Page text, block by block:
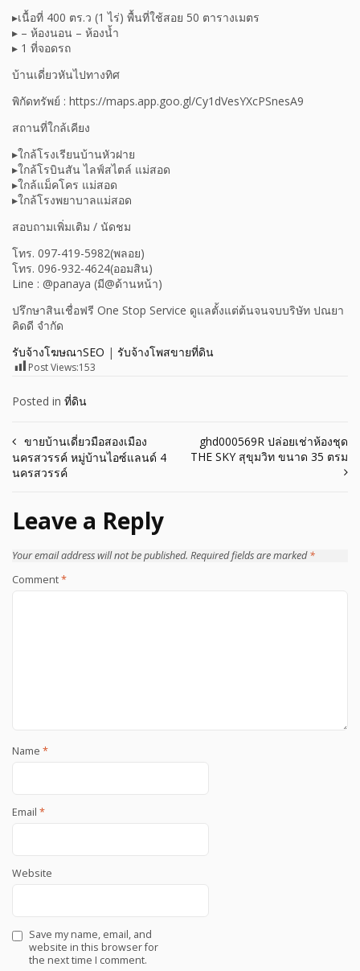
▸เนื้อที่ 400 ตร.ว (1 ไร่) พื้นที่ใช้สอย 50 ตารางเมตร
▸ – ห้องนอน – ห้องน้ำ
▸ 1 ที่จอดรถ
บ้านเดี่ยวหันไปทางทิศ
พิกัดทรัพย์ : https://maps.app.goo.gl/Cy1dVesYXcPSnesA9
สถานที่ใกล้เคียง
▸ใกล้โรงเรียนบ้านหัวฝาย
▸ใกล้โรบินสัน ไลฟ์สไตล์ แม่สอด
▸ใกล้แม็คโคร แม่สอด
▸ใกล้โรงพยาบาลแม่สอด
สอบถามเพิ่มเติม / นัดชม
โทร. 097-419-5982(พลอย)
โทร. 096-932-4624(ออมสิน)
Line : @panaya (มี@ด้านหน้า)
ปรึกษาสินเชื่อฟรี One Stop Service ดูแลตั้งแต่ต้นจนจบบริษัท ปณยา
คิดดี จำกัด
รับจ้างโฆษณาSEO | รับจ้างโพสขายที่ดิน
Post Views:153
Posted in ที่ดิน
Post
navigation
ขายบ้านเดี่ยวมือสองเมือง
นครสวรรค์ หมู่บ้านไอซ์แลนด์ 4
นครสวรรค์
ghd000569R ปล่อยเช่าห้องชุด
THE SKY สุขุมวิท ขนาด 35 ตรม
Leave a Reply
Your email address will not be published. Required fields are marked*
Comment*
Name *
Email *
Website
Save my name, email, and
website in this browser for
the next time I comment.